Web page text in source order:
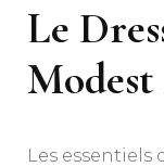
Le
Modest
Les essentiels